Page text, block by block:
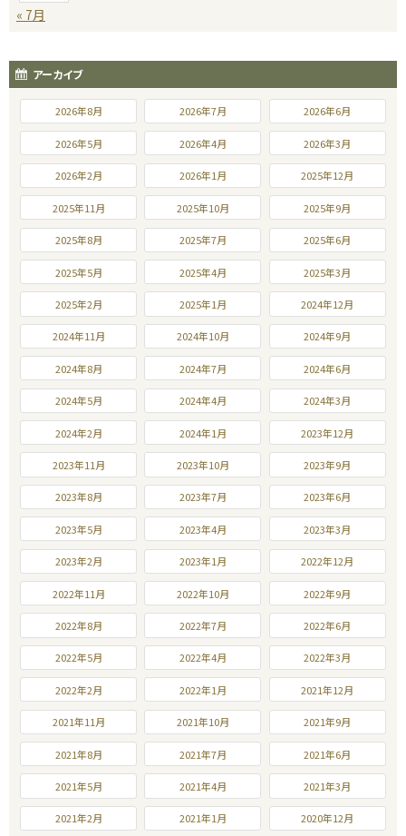
« 7月
アーカイブ
2026年8月 2026年7月 2026年6月
2026年5月 2026年4月 2026年3月
2026年2月 2026年1月 2025年12月
2025年11月 2025年10月 2025年9月
2025年8月 2025年7月 2025年6月
2025年5月 2025年4月 2025年3月
2025年2月 2025年1月 2024年12月
2024年11月 2024年10月 2024年9月
2024年8月 2024年7月 2024年6月
2024年5月 2024年4月 2024年3月
2024年2月 2024年1月 2023年12月
2023年11月 2023年10月 2023年9月
2023年8月 2023年7月 2023年6月
2023年5月 2023年4月 2023年3月
2023年2月 2023年1月 2022年12月
2022年11月 2022年10月 2022年9月
2022年8月 2022年7月 2022年6月
2022年5月 2022年4月 2022年3月
2022年2月 2022年1月 2021年12月
2021年11月 2021年10月 2021年9月
2021年8月 2021年7月 2021年6月
2021年5月 2021年4月 2021年3月
2021年2月 2021年1月 2020年12月